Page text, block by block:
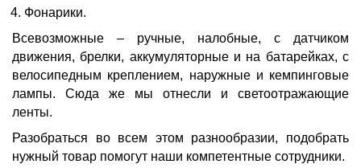
Фонарики.
Всевозможные – ручные, налобные, с датчиком
движения, брелки, аккумуляторные и на батарейках, с
велосипедным креплением, наружные и кемпинговые
лампы. Сюда же мы отнесли и светоотражающие
ленты.
Разобраться во всем этом разнообразии, подобрать
нужный товар помогут наши компетентные сотрудники.